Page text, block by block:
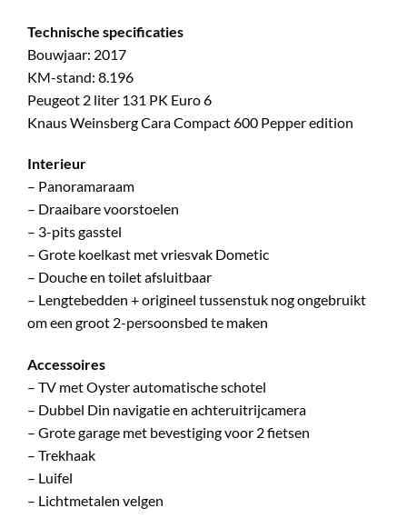
Technische specificaties
Bouwjaar: 2017
KM-stand: 8.196
Peugeot 2 liter 131 PK Euro 6
Knaus Weinsberg Cara Compact 600 Pepper edition
Interieur
– Panoramaraam
– Draaibare voorstoelen
– 3-pits gasstel
– Grote koelkast met vriesvak Dometic
– Douche en toilet afsluitbaar
– Lengtebedden + origineel tussenstuk nog ongebruikt
om een groot 2-persoonsbed te maken
Accessoires
– TV met Oyster automatische schotel
– Dubbel Din navigatie en achteruitrijcamera
– Grote garage met bevestiging voor 2 fietsen
– Trekhaak
– Luifel
– Lichtmetalen velgen